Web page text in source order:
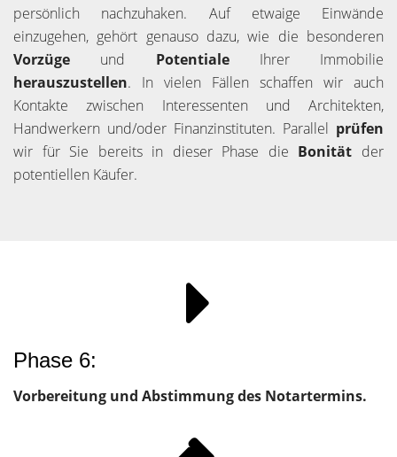
persönlich nachzuhaken. Auf etwaige Einwände
einzugehen, gehört genauso dazu, wie die besonderen
Vorzüge und Potentiale Ihrer Immobilie
herauszustellen. In vielen Fällen schaffen wir auch
Kontakte zwischen Interessenten und Architekten,
Handwerkern und/oder Finanzinstituten. Parallel prüfen
wir für Sie bereits in dieser Phase die Bonität der
potentiellen Käufer.
Phase 6:
Vorbereitung und Abstimmung des Notartermins.